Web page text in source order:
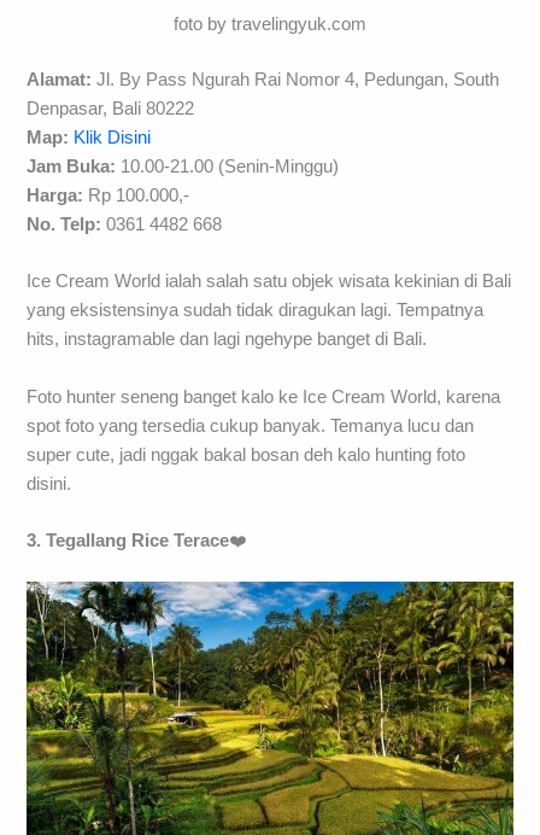
foto by travelingyuk.com
Alamat: Jl. By Pass Ngurah Rai Nomor 4, Pedungan, South
Denpasar, Bali 80222
Map: Klik Disini
Jam Buka: 10.00-21.00 (Senin-Minggu)
Harga: Rp 100.000,-
No. Telp: 0361 4482 668
Ice Cream World ialah salah satu objek wisata kekinian di Bali
yang eksistensinya sudah tidak diragukan lagi. Tempatnya
hits, instagramable dan lagi ngehype banget di Bali.
Foto hunter seneng banget kalo ke Ice Cream World, karena
spot foto yang tersedia cukup banyak. Temanya lucu dan
super cute, jadi nggak bakal bosan deh kalo hunting foto
disini.
3. Tegallang Rice Terace❤️